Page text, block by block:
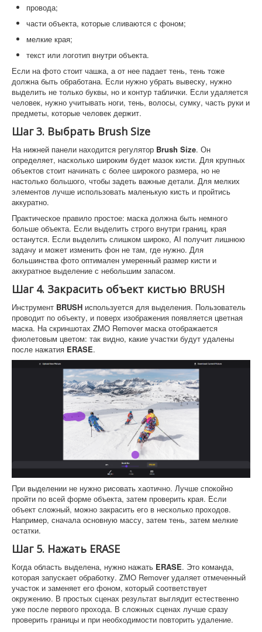
провода;
части объекта, которые сливаются с фоном;
мелкие края;
текст или логотип внутри объекта.
Если на фото стоит чашка, а от нее падает тень, тень тоже
должна быть обработана. Если нужно убрать вывеску, нужно
выделить не только буквы, но и контур таблички. Если удаляется
человек, нужно учитывать ноги, тень, волосы, сумку, часть руки и
предметы, которые человек держит.
Шаг 3. Выбрать Brush Size
На нижней панели находится регулятор Brush Size. Он
определяет, насколько широким будет мазок кисти. Для крупных
объектов стоит начинать с более широкого размера, но не
настолько большого, чтобы задеть важные детали. Для мелких
элементов лучше использовать маленькую кисть и пройтись
аккуратно.
Практическое правило простое: маска должна быть немного
больше объекта. Если выделить строго внутри границ, края
останутся. Если выделить слишком широко, AI получит лишнюю
задачу и может изменить фон не там, где нужно. Для
большинства фото оптимален умеренный размер кисти и
аккуратное выделение с небольшим запасом.
Шаг 4. Закрасить объект кистью BRUSH
Инструмент BRUSH используется для выделения. Пользователь
проводит по объекту, и поверх изображения появляется цветная
маска. На скриншотах ZMO Remover маска отображается
фиолетовым цветом: так видно, какие участки будут удалены
после нажатия ERASE.
При выделении не нужно рисовать хаотично. Лучше спокойно
пройти по всей форме объекта, затем проверить края. Если
объект сложный, можно закрасить его в несколько проходов.
Например, сначала основную массу, затем тень, затем мелкие
остатки.
Шаг 5. Нажать ERASE
Когда область выделена, нужно нажать ERASE. Это команда,
которая запускает обработку. ZMO Remover удаляет отмеченный
участок и заменяет его фоном, который соответствует
окружению. В простых сценах результат выглядит естественно
уже после первого прохода. В сложных сценах лучше сразу
проверить границы и при необходимости повторить удаление.